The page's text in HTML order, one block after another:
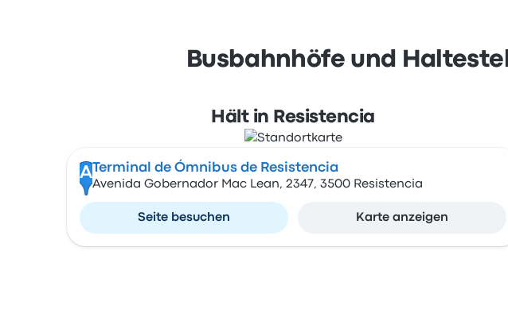
Busbahnhöfe und
Hält in Resistencia
A Terminal de Ómnibus de Resistencia
Avenida Gobernador Mac Lean, 2347, 3500 Resistencia
Seite besuchen Karte anzeigen